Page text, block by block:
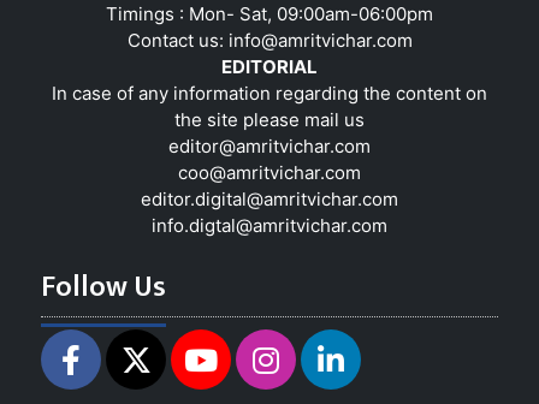
Timings : Mon- Sat, 09:00am-06:00pm
Contact us: info@amritvichar.com
EDITORIAL
In case of any information regarding the content on
the site please mail us
editor@amritvichar.com
coo@amritvichar.com
editor.digital@amritvichar.com
info.digtal@amritvichar.com
Follow Us